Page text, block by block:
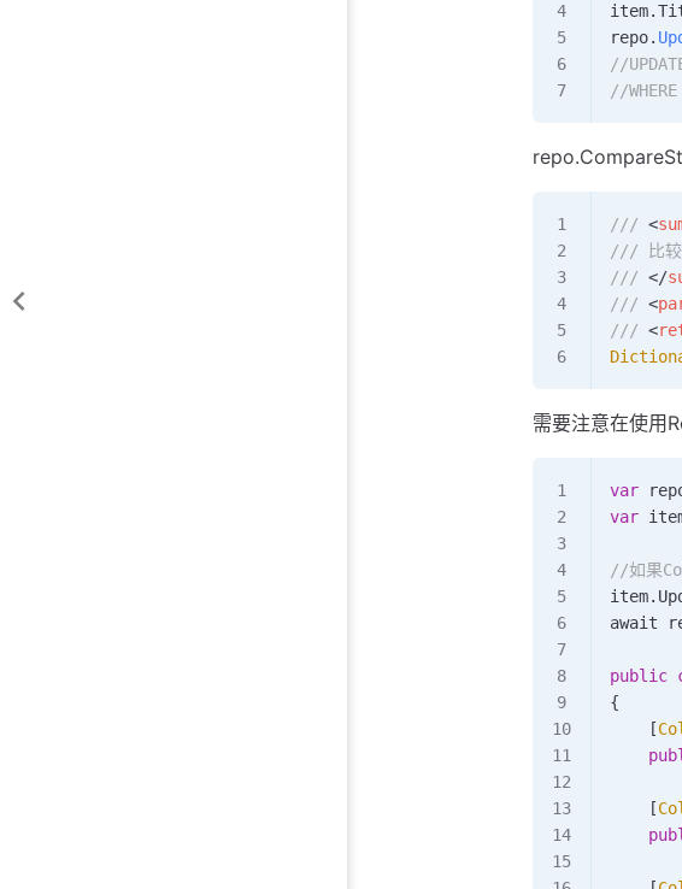
item.
repo.
//
//
/// <
/// 比较
/// </
/// <
/// <
需要注意在使用
var
var
//如果
item.
await
public
{
    [
    [